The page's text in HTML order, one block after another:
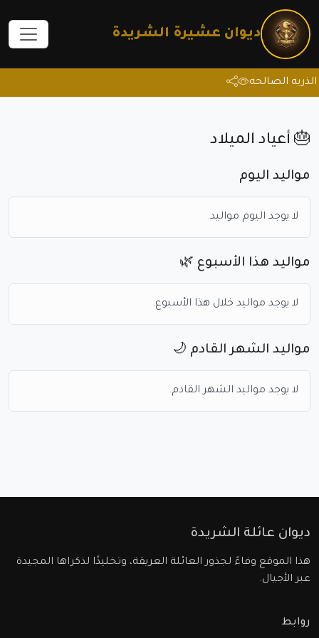
ديوان عشيرة الشريدة
الصالحه
🎂 أعياد الميلاد
مواليد اليوم
لا يوجد اليوم مواليد.
مواليد هذا الأسبوع 🌿
لا يوجد مواليد خلال هذا الأسبوع.
مواليد الشهر القادم 🌙
لا يوجد مواليد الشهر القادم.
ديوان عائلة الشريدة
هذا الموقع وفاءً لجذور العائلة العريقة، وتخليدًا لذكراها المجيدة
عبر الأجيال.
روابط